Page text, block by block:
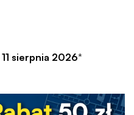
11 sierpnia 2026*